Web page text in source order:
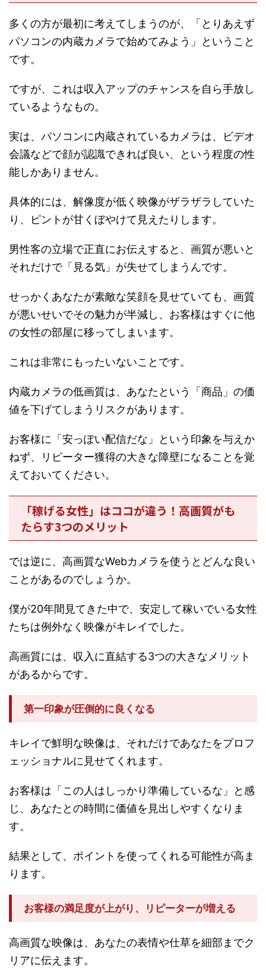
多くの方が最初に考えてしまうのが、「とりあえず
パソコンの内蔵カメラで始めてみよう」ということ
です。
ですが、これは収入アップのチャンスを自ら手放し
ているようなもの。
実は、パソコンに内蔵されているカメラは、ビデオ
会議などで顔が認識できれば良い、という程度の性
能しかありません。
具体的には、解像度が低く映像がザラザラしていた
り、ピントが甘くぼやけて見えたりします。
男性客の立場で正直にお伝えすると、画質が悪いと
それだけで「見る気」が失せてしまうんです。
せっかくあなたが素敵な笑顔を見せていても、画質
が悪いせいでその魅力が半減し、お客様はすぐに他
の女性の部屋に移ってしまいます。
これは非常にもったいないことです。
内蔵カメラの低画質は、あなたという「商品」の価
値を下げてしまうリスクがあります。
お客様に「安っぽい配信だな」という印象を与えか
ねず、リピーター獲得の大きな障壁になることを覚
えておいてください。
「稼げる女性」はココが違う！高画質がも
たらす3つのメリット
では逆に、高画質なWebカメラを使うとどんな良い
ことがあるのでしょうか。
僕が20年間見てきた中で、安定して稼いでいる女性
たちは例外なく映像がキレイでした。
高画質には、収入に直結する3つの大きなメリット
があるからです。
第一印象が圧倒的に良くなる
キレイで鮮明な映像は、それだけであなたをプロフ
ェッショナルに見せてくれます。
お客様は「この人はしっかり準備しているな」と感
じ、あなたとの時間に価値を見出しやすくなりま
す。
結果として、ポイントを使ってくれる可能性が高ま
ります。
お客様の満足度が上がり、リピーターが増える
高画質な映像は、あなたの表情や仕草を細部までク
リアに伝えます。